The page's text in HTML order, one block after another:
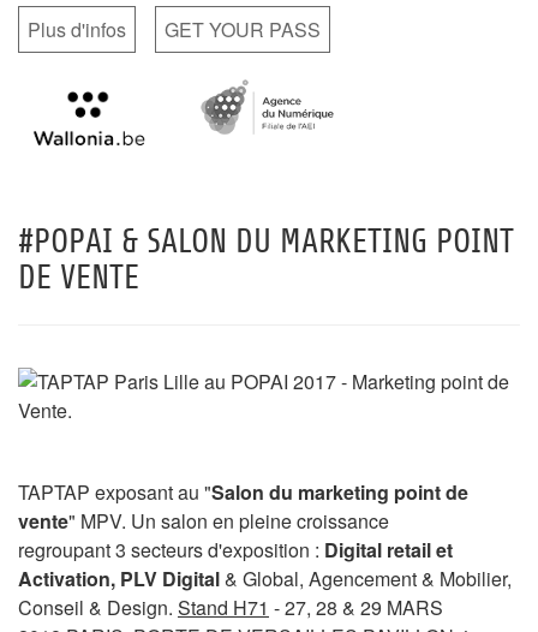
Plus d'infos
GET YOUR PASS
#POPAI & SALON DU MARKETING POINT
DE VENTE
TAPTAP exposant au "Salon du marketing point de
vente" MPV. Un salon en pleine croissance
regroupant 3 secteurs d'exposition : Digital retail et
Activation, PLV Digital& Global, Agencement & Mobilier,
Conseil & Design. Stand H71 - 27, 28 & 29 MARS